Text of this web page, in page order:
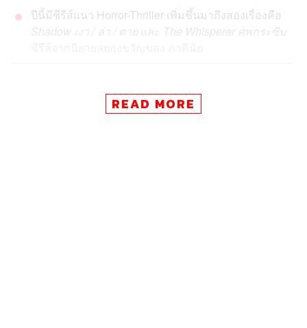
ปีนี้มีซีรีส์แนว Horror-Thriller เพิ่มขึ้นมาถึงสองเรื่องคือ
Shadow เงา / ล่า / ตาย และ The Whisperer ศพกระซิบ
2566 ดูเหมือนจะย้อนกลับไปอยู่ในตลาดเฉพาะกลุ่ม (Niche
Market) อีกครั้ง โดยเฉพาะฝั่ง Boy’s Love (BL) ที่เรียกได้ว่า
READ MORE